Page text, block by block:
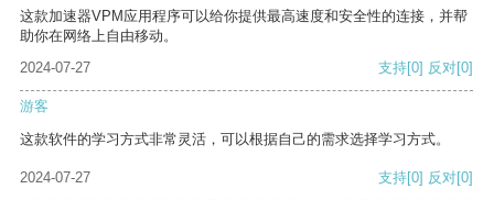
这款加速器VPM应用程序可以给你提供最高速度和安全性的连接，并帮
助你在网络上自由移动。
2024-07-27
支持[0] 反对[0]
游客
这款软件的学习方式非常灵活，可以根据自己的需求选择学习方式。
2024-07-27 支持[0] 反对[0]